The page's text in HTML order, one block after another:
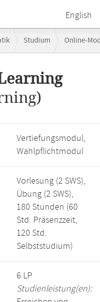
English
Studium Online-
Vertiefungsmodul,
Wahlpflichtmodul
Vorlesung (2 SWS),
Übung (2 SWS),
180 Stunden (60
Std. Präsenzzeit,
120 Std.
Selbststudium)
6 LP
Studienleistung(en):